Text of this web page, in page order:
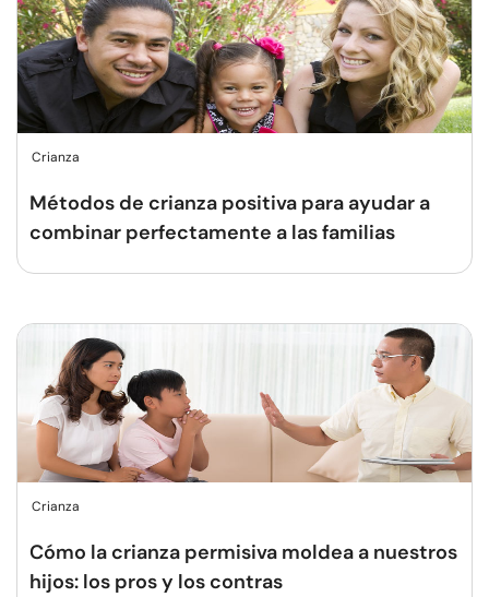
Crianza
Métodos de crianza positiva para ayudar a
combinar perfectamente a las familias
Crianza
Cómo la crianza permisiva moldea a nuestros
hijos: los pros y los contras